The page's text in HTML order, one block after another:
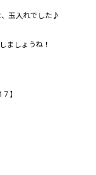
玉入れでした♪
ましょうね！
】